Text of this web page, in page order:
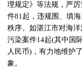
理规定》等法规，严
件81起，违规围、填
秩序。如湛江市对海洋
污染案件14起(其中国
人民币) ，有力地维护
象。